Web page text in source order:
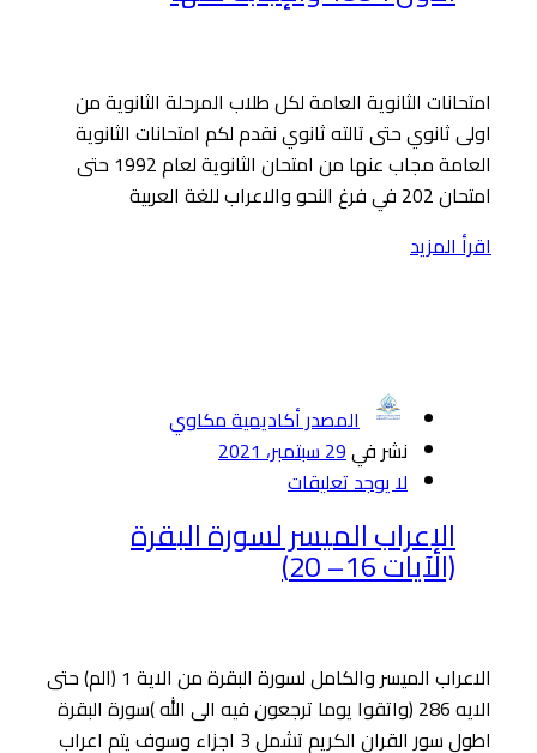
امتحانات الثانوية العامة لكل طلاب المرحلة الثانوية من
اولى ثانوي حتى تالته ثانوي نقدم لكم امتحانات الثانوية
العامة مجاب عنها من امتحان الثانوية لعام 1992 حتى
امتحان 202 في فرغ النحو والاعراب للغة العربية
اقرأ المزيد
المصدر أكاديمية مكاوي
نشر في29 سبتمبر، 2021
لا يوجد تعليقات
الإعراب الميسر لسورة البقرة
(الآيات 16– 20)
الاعراب الميسر والكامل لسورة البقرة من الاية 1 (الم) حتى
الايه 286 (واتقوا يوما ترجعون فيه الى الله )سورة البقرة
اطول سور القران الكريم تشمل 3 اجزاء وسوف يتم اعراب